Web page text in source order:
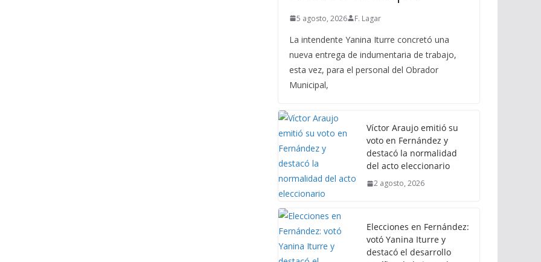
5 agosto, 2026 F. Lagar
La intendente Yanina Iturre concretó una
nueva entrega de indumentaria de trabajo,
esta vez, para el personal del Obrador
Municipal,
Víctor Araujo emitió su
voto en Fernández y
destacó la normalidad
del acto eleccionario
2 agosto, 2026
Elecciones en Fernández:
votó Yanina Iturre y
destacó el desarrollo